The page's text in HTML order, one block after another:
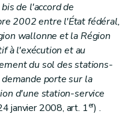
bisde l'accord de
2002 entre l'État fédéral,
wallonne et la Région
à l'exécution et au
du sol des stations-
porte sur la
d'une station-service
janvier 2008, art. 1er) .